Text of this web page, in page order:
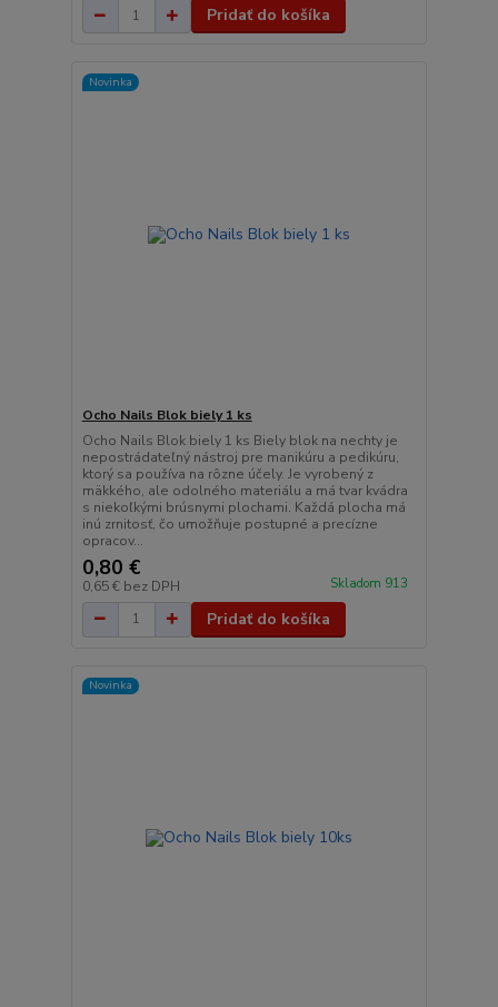
Pridať do košíka
Novinka
Ocho Nails Blok biely 1 ks
Ocho Nails Blok biely 1 ks Biely blok na nechty je
nepostrádateľný nástroj pre manikúru a pedikúru,
ktorý sa používa na rôzne účely. Je vyrobený z
mäkkého, ale odolného materiálu a má tvar kvádra
s niekoľkými brúsnymi plochami. Každá plocha má
inú zrnitosť, čo umožňuje postupné a precízne
opracov...
0,80 €
0,65 € bez DPH Skladom 913
Pridať do košíka
Novinka